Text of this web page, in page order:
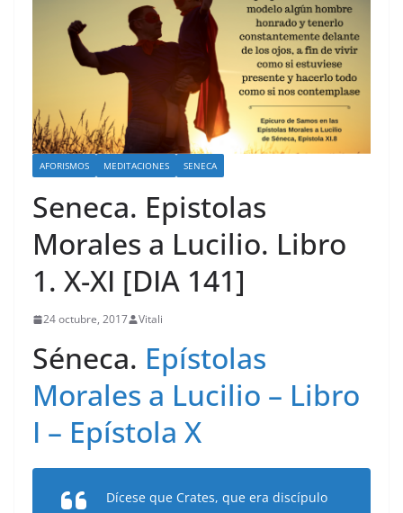
AFORISMOS MEDITACIONES SENECA
Seneca. Epistolas
Morales a Lucilio. Libro
1. X-XI [DIA 141]
24 octubre, 2017 Vitali
Séneca. Epístolas
Morales a Lucilio – Libro
I – Epístola X
Dícese que Crates, que era discípulo